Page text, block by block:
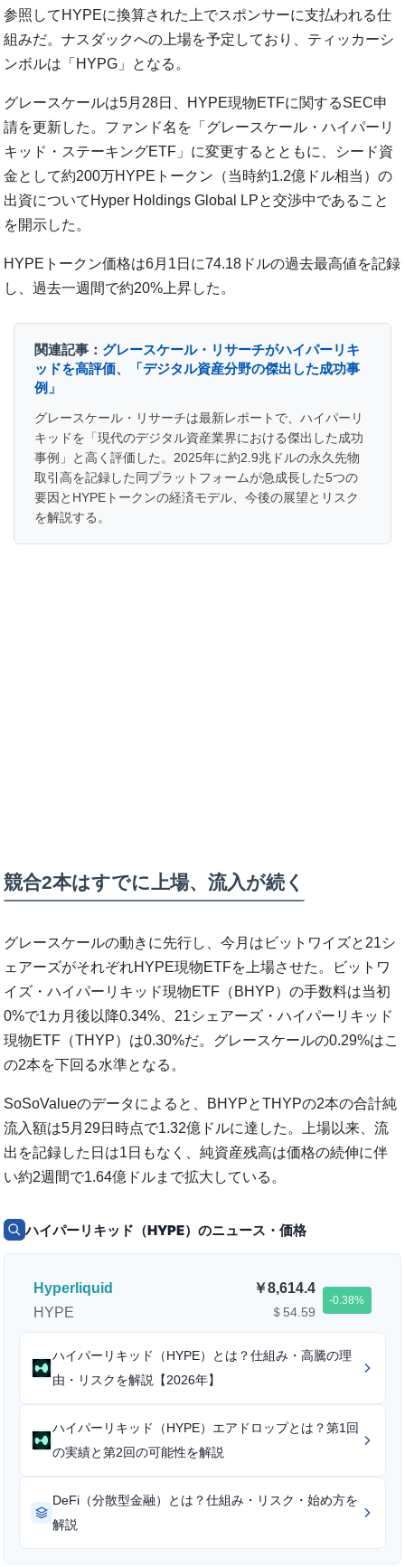
参照してHYPEに換算された上でスポンサーに支払われる仕
組みだ。ナスダックへの上場を予定しており、ティッカーシ
ンボルは「HYPG」となる。
グレースケールは5月28日、HYPE現物ETFに関するSEC申
請を更新した。ファンド名を「グレースケール・ハイパーリ
キッド・ステーキングETF」に変更するとともに、シード資
金として約200万HYPEトークン（当時約1.2億ドル相当）の
出資についてHyper Holdings Global LPと交渉中であること
を開示した。
HYPEトークン価格は6月1日に74.18ドルの過去最高値を記録
し、過去一週間で約20%上昇した。
関連記事： グレースケール・リサーチがハイパーリキ
ッドを高評価、「デジタル資産分野の傑出した成功事
例」
グレースケール・リサーチは最新レポートで、ハイパーリ
キッドを「現代のデジタル資産業界における傑出した成功
事例」と高く評価した。2025年に約2.9兆ドルの永久先物
取引高を記録した同プラットフォームが急成長した5つの
要因とHYPEトークンの経済モデル、今後の展望とリスク
を解説する。
競合2本はすでに上場、流入が続く
グレースケールの動きに先行し、今月はビットワイズと21シ
ェアーズがそれぞれHYPE現物ETFを上場させた。ビットワ
イズ・ハイパーリキッド現物ETF（BHYP）の手数料は当初
0%で1カ月後以降0.34%、21シェアーズ・ハイパーリキッド
現物ETF（THYP）は0.30%だ。グレースケールの0.29%はこ
の2本を下回る水準となる。
SoSoValueのデータによると、BHYPとTHYPの2本の合計純
流入額は5月29日時点で1.32億ドルに達した。上場以来、流
出を記録した日は1日もなく、純資産残高は価格の続伸に伴
い約2週間で1.64億ドルまで拡大している。
ハイパーリキッド（HYPE）のニュース・価格
Hyperliquid
HYPE
8,614.4
＄54.59
-0.38
ハイパーリキッド（HYPE）とは？仕組み・高騰の理
由・リスクを解説【2026年】
ハイパーリキッド（HYPE）エアドロップとは？第1回
の実績と第2回の可能性を解説
DeFi（分散型金融）とは？仕組み・リスク・始め方を
解説